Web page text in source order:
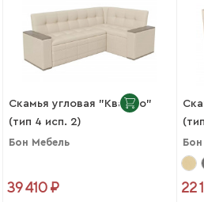
Скамья угловая "Квадро"
(тип 4 исп. 2)
Бон Мебель
39 410 ₽ 22